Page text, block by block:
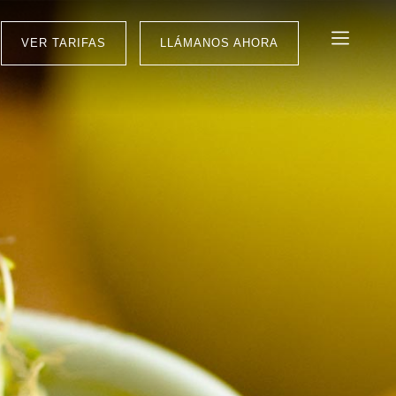
VER TARIFAS LLÁMANOS AHORA